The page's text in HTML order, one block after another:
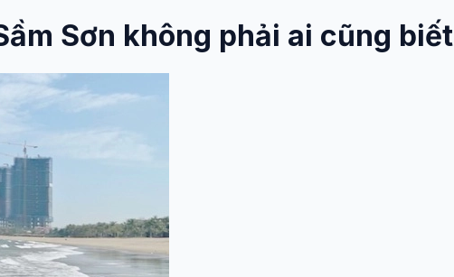
Sơn không phải ai cũng biết